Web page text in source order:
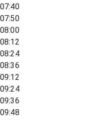
07:40
07:50
08:00
08:12
08:24
08:36
09:12
09:24
09:36
09:48